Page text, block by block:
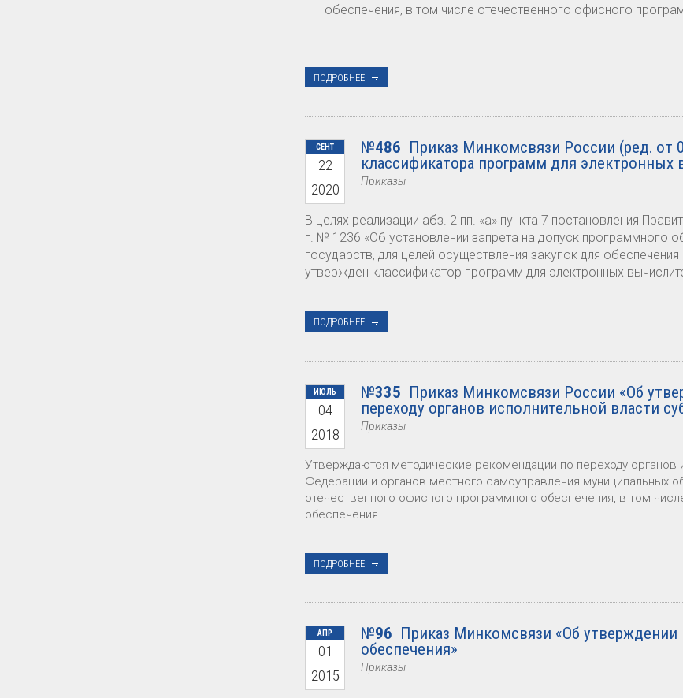
обеспечения, в том числе отечественного офисного
ПОДРОБНЕЕ
СЕНТ
22
2020
№486 Приказ Минкомсвязи России (ред. от
классификатора программ для
Приказы
В целях реализации абз. 2 пп. «а» пункта 7 постановления
г. № 1236 «Об установлении запрета на допуск программного
государств, для целей осуществления закупок для
утвержден классификатор программ для электронных
ПОДРОБНЕЕ
ИЮЛЬ
04
2018
№335 Приказ Минкомсвязи России «Об
переходу органов исполнительной власти
Приказы
Утверждаются методические рекомендации по переходу органов
Федерации и органов местного самоуправления муниципальных
отечественного офисного программного обеспечения, в том
обеспечения.
ПОДРОБНЕЕ
АПР
01
2015
№96 Приказ Минкомсвязи «Об
обеспечения»
Приказы